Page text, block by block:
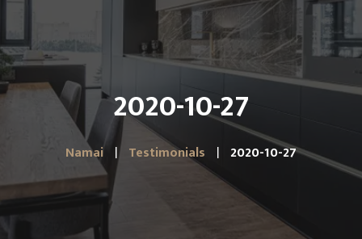
2020-10-27
Namai Testimonials 2020-10-27